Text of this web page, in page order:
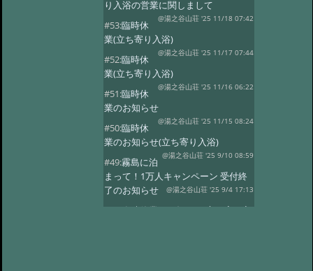
り入浴の営業に関しまして
@湯之谷山荘 '25 11/18 07:42
#53:臨時休
業(立ち寄り入浴)
@湯之谷山荘 '25 11/17 07:44
#52:臨時休
業(立ち寄り入浴)
@湯之谷山荘 '25 11/16 06:22
#51:臨時休
業のお知らせ
@湯之谷山荘 '25 11/15 08:24
#50:臨時休
業のお知らせ(立ち寄り入浴)
@湯之谷山荘 '25 9/10 08:59
#49:霧島に泊
まって！1万人キャンペーン 受付終
了のお知らせ
@湯之谷山荘 '25 9/4 17:13
#48:臨時休業のお知らせ(立ち寄り入